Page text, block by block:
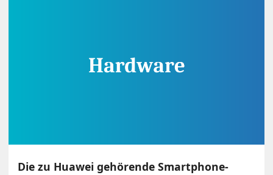
Die zu Huawei gehörende Smartphone-